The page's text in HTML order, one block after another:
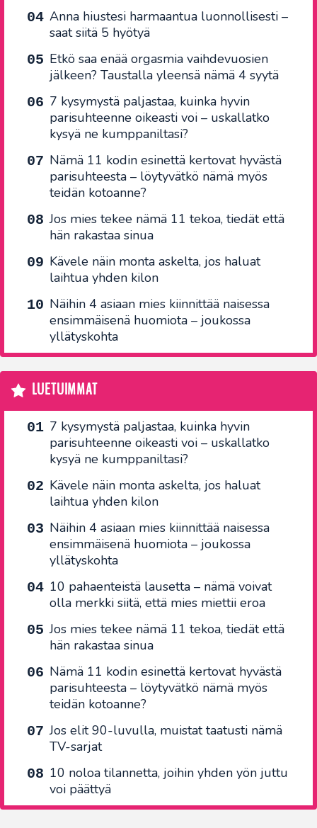
Anna hiustesi harmaantua luonnollisesti –
saat siitä 5 hyötyä
Etkö saa enää orgasmia vaihdevuosien
jälkeen? Taustalla yleensä nämä 4 syytä
7 kysymystä paljastaa, kuinka hyvin
parisuhteenne oikeasti voi – uskallatko
kysyä ne kumppaniltasi?
Nämä 11 kodin esinettä kertovat hyvästä
parisuhteesta – löytyvätkö nämä myös
teidän kotoanne?
Jos mies tekee nämä 11 tekoa, tiedät että
hän rakastaa sinua
Kävele näin monta askelta, jos haluat
laihtua yhden kilon
Näihin 4 asiaan mies kiinnittää naisessa
ensimmäisenä huomiota – joukossa
yllätyskohta
LUETUIMMAT
7 kysymystä paljastaa, kuinka hyvin
parisuhteenne oikeasti voi – uskallatko
kysyä ne kumppaniltasi?
Kävele näin monta askelta, jos haluat
laihtua yhden kilon
Näihin 4 asiaan mies kiinnittää naisessa
ensimmäisenä huomiota – joukossa
yllätyskohta
10 pahaenteistä lausetta – nämä voivat
olla merkki siitä, että mies miettii eroa
Jos mies tekee nämä 11 tekoa, tiedät että
hän rakastaa sinua
Nämä 11 kodin esinettä kertovat hyvästä
parisuhteesta – löytyvätkö nämä myös
teidän kotoanne?
Jos elit 90-luvulla, muistat taatusti nämä
TV-sarjat
10 noloa tilannetta, joihin yhden yön juttu
voi päättyä